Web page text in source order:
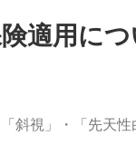
適用につ
斜視」・「先天